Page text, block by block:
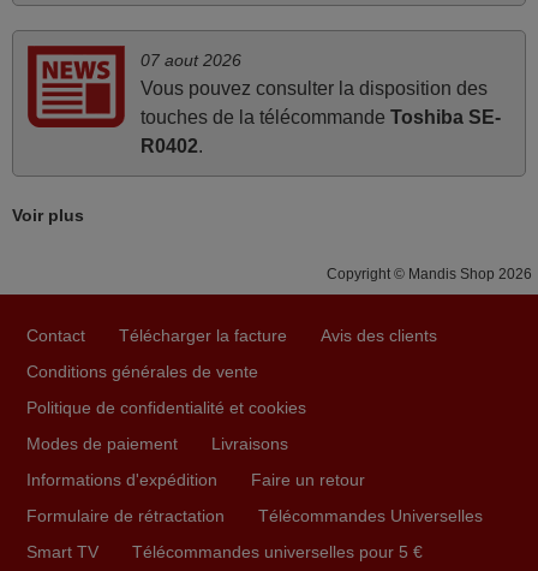
la fonction des différentes touches. De plus, elle est
directement utilisable moyennant l'insertion des 2 piles
fournies.
FRANCE
FRANCE
07 aout 2026
Vous pouvez consulter la disposition des
touches de la télécommande Toshiba SE-
R0402.
Voir plus
Copyright © Mandis Shop 2026
Contact Télécharger la facture
Avis des clients
Conditions générales de vente
Politique de confidentialité et cookies
Modes de paiement
Livraisons
Informations d'expédition
Faire un retour
Formulaire de rétractation
Télécommandes Universelles
Smart TV
Télécommandes universelles pour 5 €